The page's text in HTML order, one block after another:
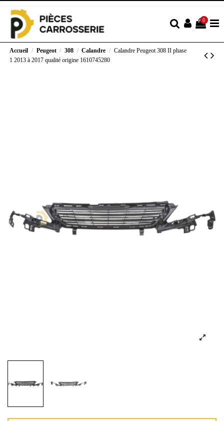
0
Accueil Peugeot 308 Calandre
Calandre Peugeot 308 II phase
1 2013 à 2017 qualité origine 1610745280